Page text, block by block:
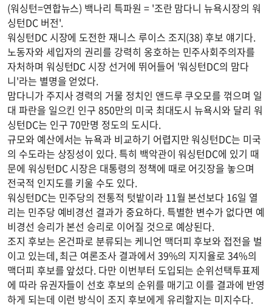
(워싱턴=연합뉴스) 백나리 특파원 = '조란 맘다니 뉴욕시장의 워
싱턴DC 버전'.
워싱턴DC 시장에 도전한 재니스 루이스 조지(38) 후보 얘기다.
노동자와 세입자의 권리를 강력히 옹호하는 민주사회주의자를
자처하며 워싱턴DC 시장 선거에 뛰어들어 '워싱턴DC의 맘다
니'라는 별명을 얻었다.
맘다니가 주지사 경력의 거물 정치인 앤드루 쿠오모를 꺾으며 일
대 파란을 일으킨 인구 850만의 미국 최대도시 뉴욕시와 달리 워
싱턴DC는 인구 70만명 정도의 도시다.
규모와 예산에서는 뉴욕과 비교하기 어렵지만 워싱턴DC는 미국
의 수도라는 상징성이 있다. 특히 백악관이 워싱턴DC에 있기 때
문에 워싱턴DC 시장은 대통령의 정책에 때로 어깃장을 놓으며
전국적 인지도를 키울 수도 있다.
워싱턴DC는 민주당의 전통적 텃밭이라 11월 본선보다 16일 열
리는 민주당 예비경선 결과가 중요하다. 특별한 변수가 없다면 예
비경선 승리가 본선 승리로 이어질 것으로 예상된다.
조지 후보는 온건파로 분류되는 케니언 맥더피 후보와 접전을 벌
이고 있는데, 최근 여론조사 결과에서 39%의 지지율로 34%의
맥더피 후보를 앞섰다. 다만 이번부터 도입되는 순위선택투표제
에 따라 유권자들이 선호 후보의 순위를 매기고 이를 결과에 반영
하게 되는데 이런 방식이 조지 후보에게 유리할지는 미지수다.